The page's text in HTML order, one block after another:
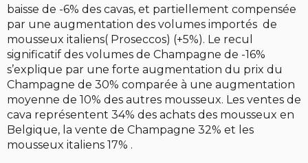
baisse de -6% des cavas, et partiellement compensée
par une augmentation des volumes importés de
mousseux italiens( Proseccos) (+5%). Le recul
significatif des volumes de Champagne de -16%
s’explique par une forte augmentation du prix du
Champagne de 30% comparée à une augmentation
moyenne de 10% des autres mousseux. Les ventes de
cava représentent 34% des achats des mousseux en
Belgique, la vente de Champagne 32% et les
mousseux italiens 17% .